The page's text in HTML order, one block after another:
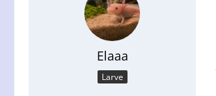
Elaaa
Larve